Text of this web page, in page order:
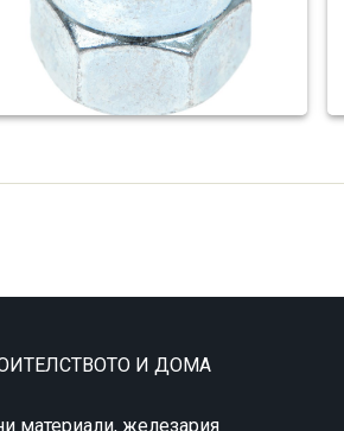
И ДОМА
материали, железария